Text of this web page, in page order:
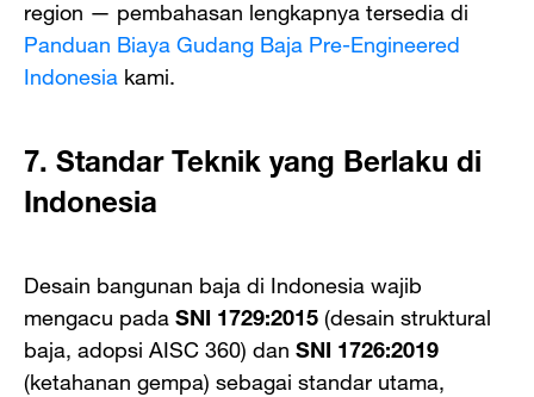
region — pembahasan lengkapnya tersedia di
Panduan Biaya Gudang Baja Pre-Engineered
Indonesiakami.
7. Standar Teknik yang Berlaku di
Indonesia
Desain bangunan baja di Indonesia wajib
mengacu padaSNI 1729:2015(desain struktural
baja, adopsi AISC 360) danSNI 1726:2019
(ketahanan gempa) sebagai standar utama,